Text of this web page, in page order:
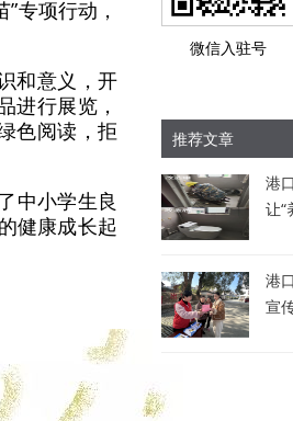
专项行动，
和意义，开
进行展览，
色阅读，拒
中小学生良
健康成长起
微信入驻号
推荐文章
港
让“
港
宣